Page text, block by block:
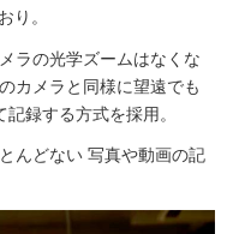
り。
ラの光学ズームはなくな
カメラと同様に望遠でも
録する方式を採用。
んどない 写真や動画の記